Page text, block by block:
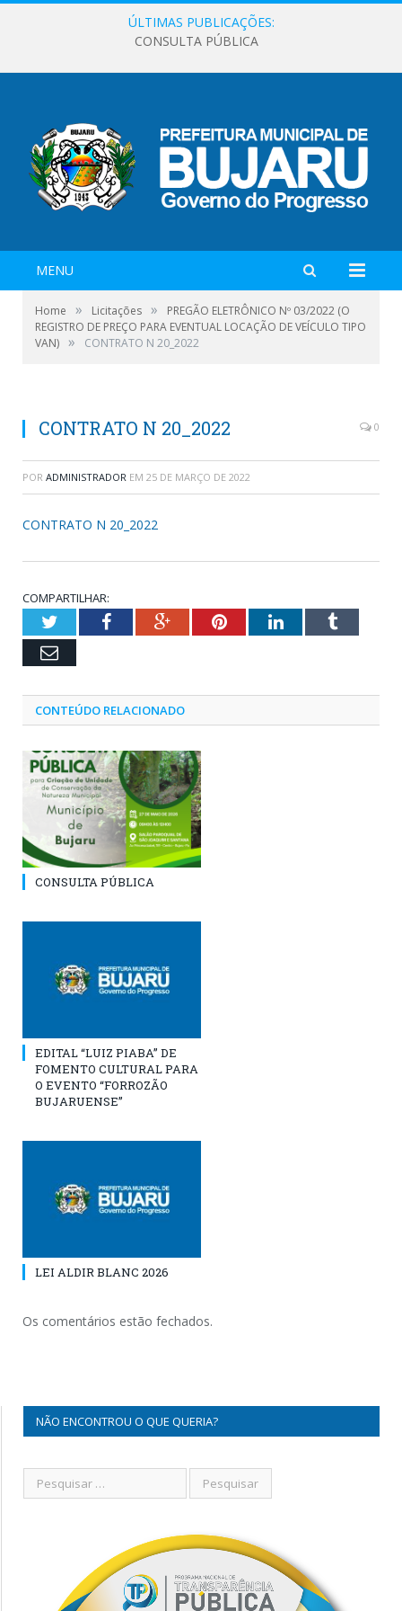
ÚLTIMAS PUBLICAÇÕES:
CONSULTA PÚBLICA
MENU
Home » Licitações »
PREGÃO ELETRÔNICO Nº 03/2022 (O
REGISTRO DE PREÇO PARA EVENTUAL LOCAÇÃO DE VEÍCULO TIPO
VAN) » CONTRATO N 20_2022
CONTRATO N 20_2022 0
POR ADMINISTRADOR EM 25 DE MARÇO DE 2022
CONTRATO N 20_2022
COMPARTILHAR:
TwitterFacebookGoogle+PinterestLinkedInTumblr
Email
CONTEÚDO RELACIONADO
CONSULTA PÚBLICA
EDITAL “LUIZ PIABA” DE
FOMENTO CULTURAL PARA
O EVENTO “FORROZÃO
BUJARUENSE”
LEI ALDIR BLANC 2026
Os comentários estão fechados.
NÃO ENCONTROU O QUE QUERIA?